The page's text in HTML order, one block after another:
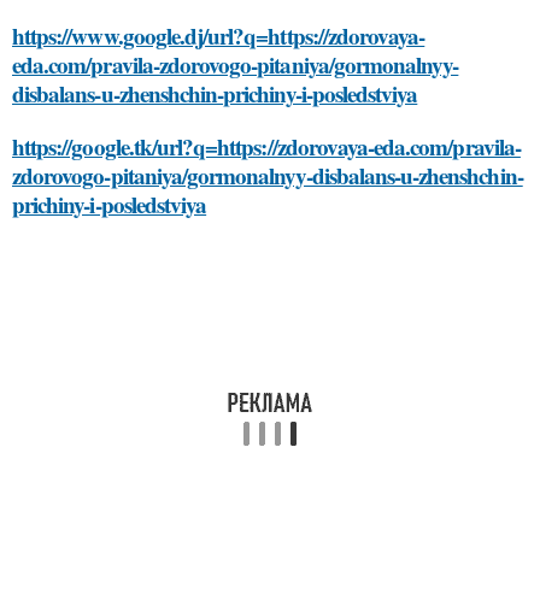
https://www.google.dj/url?q=https://zdorovaya-
eda.com/pravila-zdorovogo-pitaniya/gormonalnyy-
disbalans-u-zhenshchin-prichiny-i-posledstviya
https://google.tk/url?q=https://zdorovaya-eda.com/pravila-
zdorovogo-pitaniya/gormonalnyy-disbalans-u-zhenshchin-
prichiny-i-posledstviya